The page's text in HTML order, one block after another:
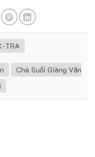
TRA
Chè Suối Giàng Văn